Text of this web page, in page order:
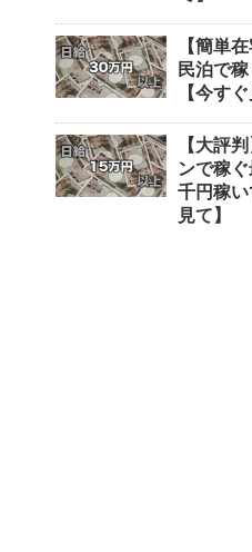
【簡単
民泊で
【今すぐ
【大評
ンで稼
千円稼
見て】